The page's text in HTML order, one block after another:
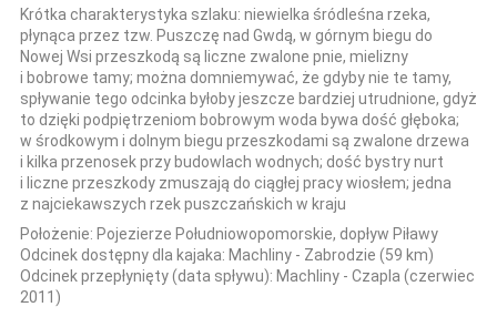
Krótka charakterystyka szlaku: niewielka śródleśna rzeka,
płynąca przez tzw. Puszczę nad Gwdą, w górnym biegu do
Nowej Wsi przeszkodą są liczne zwalone pnie, mielizny
i bobrowe tamy; można domniemywać, że gdyby nie te tamy,
spływanie tego odcinka byłoby jeszcze bardziej utrudnione, gdyż
to dzięki podpiętrzeniom bobrowym woda bywa dość głęboka;
w środkowym i dolnym biegu przeszkodami są zwalone drzewa
i kilka przenosek przy budowlach wodnych; dość bystry nurt
i liczne przeszkody zmuszają do ciągłej pracy wiosłem; jedna
z najciekawszych rzek puszczańskich w kraju
Położenie: Pojezierze Południowopomorskie, dopływ Piławy
Odcinek dostępny dla kajaka: Machliny - Zabrodzie (59 km)
Odcinek przepłynięty (data spływu): Machliny - Czapla (czerwiec
2011)